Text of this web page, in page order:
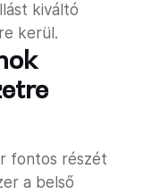
kiváltó
kerül.
fontos részét
a belső